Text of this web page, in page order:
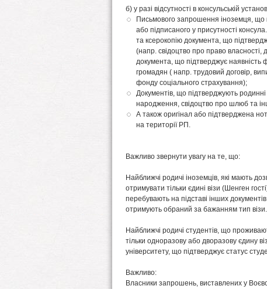
б) у разі відсутності в консульській
Письмового запрошення іноземця, що
або підписаного у присутності
та ксерокопію документа, що
(напр. свідоцтво про право власності,
документа, що підтверджує
громадян ( напр. трудовий договір,
фонду соціального страхування);
Документів, що підтверджують родинні
народження, свідоцтво про шлюб та
А також оригінал або підтверджена
на території РП.
Важливо звернути увагу на те, що:
Найближчі родичі іноземців, які мають
отримувати тільки єдині візи (Шенген
перебувають на підставі інших
отримують обраний за бажанням тип візи.
Найближчі родичі студентів, що
тільки одноразову або дворазову єдину
університету, що підтверджує статус
Важливо:
Власники запрошень, виставлених у